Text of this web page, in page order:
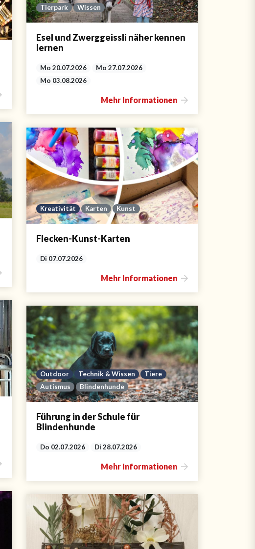
Tierpark
Wissen
Esel und Zwerggeissli näher kennen
lernen
Mo 20.07.2026
Mo 27.07.2026
Mo 03.08.2026
Mehr Informationen
Kreativität Karten Kunst
Flecken-Kunst-Karten
Di 07.07.2026
Mehr Informationen
Outdoor Technik & Wissen
Tiere
Autismus
Blindenhunde
Führung in der Schule für
Blindenhunde
Do 02.07.2026 Di 28.07.2026
Mehr Informationen